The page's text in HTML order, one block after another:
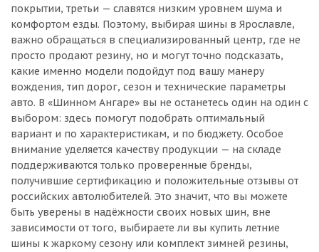
покрытии, третьи — славятся низким уровнем шума и
комфортом езды. Поэтому, выбирая шины в Ярославле,
важно обращаться в специализированный центр, где не
просто продают резину, но и могут точно подсказать,
какие именно модели подойдут под вашу манеру
вождения, тип дорог, сезон и технические параметры
авто. В «Шинном Ангаре» вы не останетесь один на один с
выбором: здесь помогут подобрать оптимальный
вариант и по характеристикам, и по бюджету. Особое
внимание уделяется качеству продукции — на складе
поддерживаются только проверенные бренды,
получившие сертификацию и положительные отзывы от
российских автолюбителей. Это значит, что вы можете
быть уверены в надёжности своих новых шин, вне
зависимости от того, выбираете ли вы купить летние
шины к жаркому сезону или комплект зимней резины,